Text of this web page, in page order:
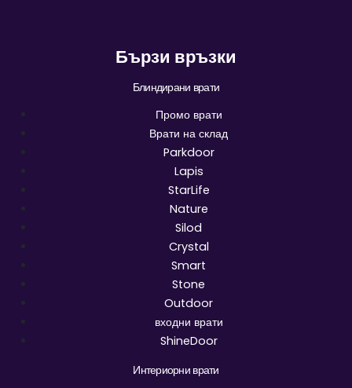
Бързи връзки
Блиндирани врати
Промо врати
Врати на склад
Parkdoor
Lapis
StarLife
Nature
Silod
Crystal
Smart
Stone
Outdoor
входни врати
ShineDoor
Интериорни врати